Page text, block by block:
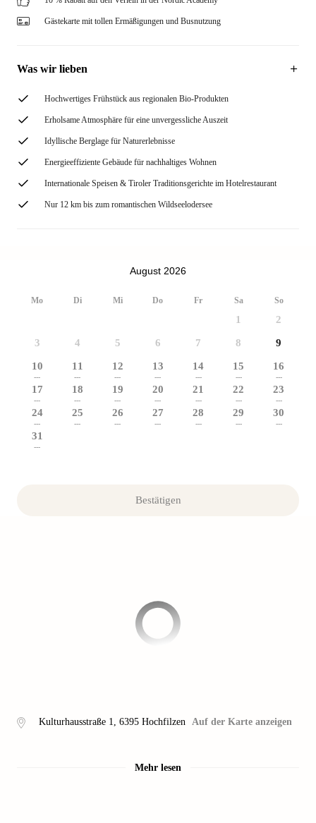
Gästekarte mit tollen Ermäßigungen und Busnutzung
Was wir lieben
Hochwertiges Frühstück aus regionalen Bio-Produkten
Erholsame Atmosphäre für eine unvergessliche Auszeit
Idyllische Berglage für Naturerlebnisse
Energieeffiziente Gebäude für nachhaltiges Wohnen
Internationale Speisen & Tiroler Traditionsgerichte im Hotelrestaurant
Nur 12 km bis zum romantischen Wildseelodersee
August 2026
Mo Di Mi Do Fr Sa So
1 2
3 4 5 6 7 8 9
10
---
11
---
12
---
13
---
14
---
15
---
16
---
17
---
18
---
19
---
20
---
21
---
22
---
23
---
24
---
25
---
26
---
27
---
28
---
29
---
30
---
31
---
Bestätigen
Kulturhausstraße 1, 6395 Hochfilzen Auf der Karte anzeigen
Mehr lesen